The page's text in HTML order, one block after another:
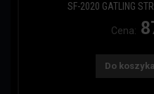
SF-2020 GATLING
Cena:
Do koszyka